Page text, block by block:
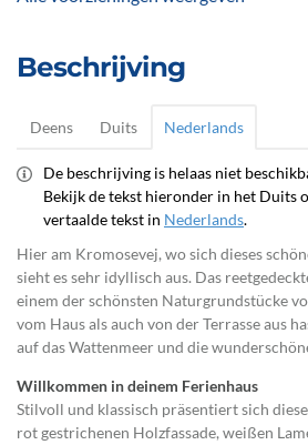
Beschrijving
Deens Duits Nederlands
De beschrijving is helaas niet
Bekijk de tekst hieronder in het Duits
vertaalde tekst in Nederlands.
Hier am Kromosevej, wo sich dieses
sieht es sehr idyllisch aus. Das
einem der schönsten Naturgrundstücke
vom Haus als auch von der Terrasse aus
auf das Wattenmeer und die
Willkommen in deinem Ferienhaus
Stilvoll und klassisch präsentiert sich
rot gestrichenen Holzfassade, weißen